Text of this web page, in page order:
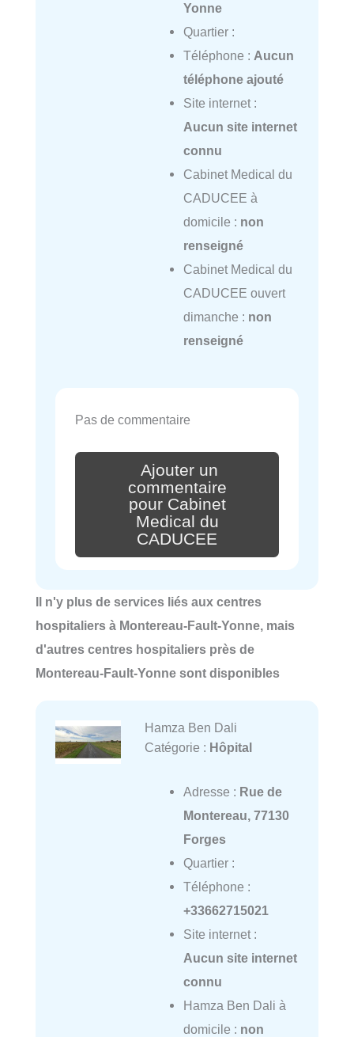
Yonne
Quartier :
Téléphone : Aucun
téléphone ajouté
Site internet :
Aucun site internet
connu
Cabinet Medical du
CADUCEE à
domicile : non
renseigné
Cabinet Medical du
CADUCEE ouvert
dimanche : non
renseigné
Pas de commentaire
Ajouter un
commentaire
pour Cabinet
Medical du
CADUCEE
Il n'y plus de services liés aux centres
hospitaliers à Montereau-Fault-Yonne, mais
d'autres centres hospitaliers près de
Montereau-Fault-Yonne sont disponibles
Hamza Ben Dali
Catégorie : Hôpital
Adresse : Rue de
Montereau, 77130
Forges
Quartier :
Téléphone :
+33662715021
Site internet :
Aucun site internet
connu
Hamza Ben Dali à
domicile : non